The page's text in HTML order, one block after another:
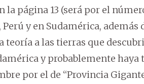
página 13 (será por el
y en Sudamérica, además
a las tierras que
y probablemente haya
por el de “Provincia